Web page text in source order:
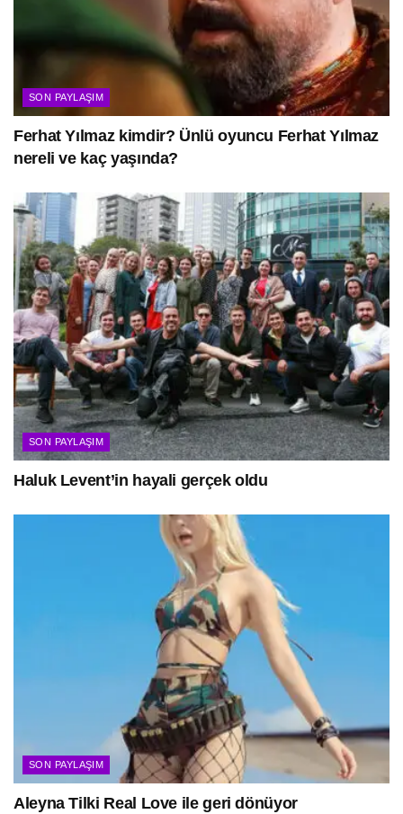
SON PAYLAŞIM
Ferhat Yılmaz kimdir? Ünlü oyuncu Ferhat Yılmaz
nereli ve kaç yaşında?
SON PAYLAŞIM
Haluk Levent’in hayali gerçek oldu
SON PAYLAŞIM
Aleyna Tilki Real Love ile geri dönüyor